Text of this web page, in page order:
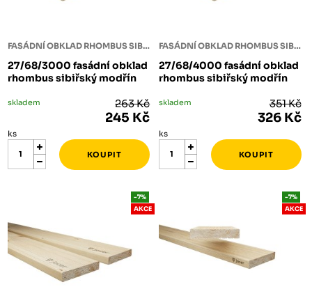
FASÁDNÍ OBKLAD RHOMBUS SIBIŘSKÝ MODŘÍN
27/68/3000 fasádní obklad
rhombus sibiřský modřín
skladem 263 Kč
245 Kč
ks
FASÁDNÍ OBKLAD RHOMBUS SIBIŘSKÝ MODŘÍN
27/68/4000 fasádní obklad
rhombus sibiřský modřín
skladem 351 Kč
326 Kč
ks
-7%
AKCE
-7%
AKCE